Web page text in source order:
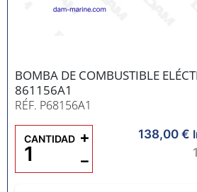
BOMBA DE COMBUSTIBLE
861156A1
RÉF. P68156A1
138,00 €
CANTIDAD
−
+